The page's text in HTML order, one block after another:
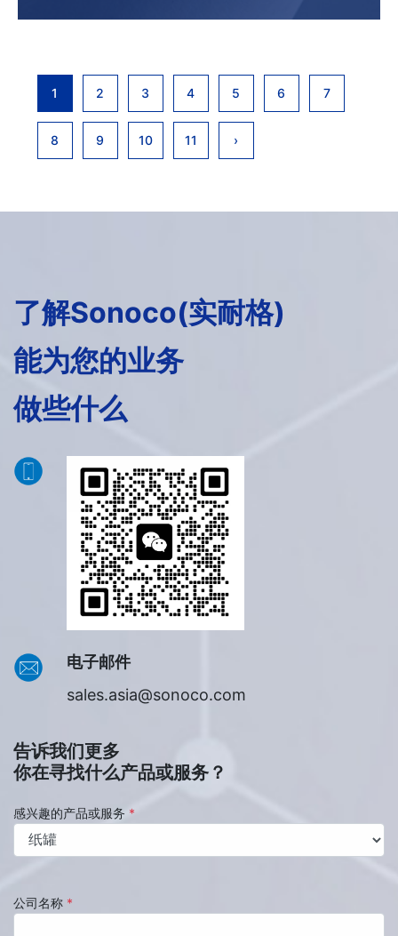
1 2 3 4 5 6 7
8 9 10 11 ›
了解Sonoco(实耐格)
能为您的业务
做些什么
电子邮件
sales.asia@sonoco.com
告诉我们更多
你在寻找什么产品或服务？
感兴趣的产品或服务 *
公司名称 *